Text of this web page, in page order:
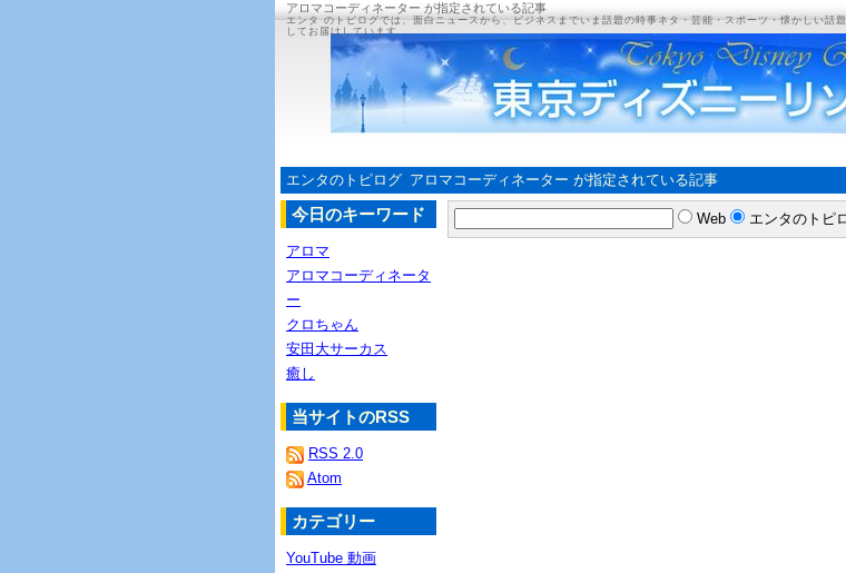
アロマコーディネーター が指定されている記事
エンタ のトピログでは、面白ニュースから、ビジネスまでいま話題の時事ネタ・芸能・スポーツ・懐かしい話
してお届けしています。
エンタのトピログ アロマコーディネーター が指定されている記事
今日のキーワード
アロマ
アロマコーディネータ
ー
クロちゃん
安田大サーカス
癒し
当サイトのRSS
RSS 2.0
Atom
カテゴリー
YouTube 動画
Web エンタのトピ